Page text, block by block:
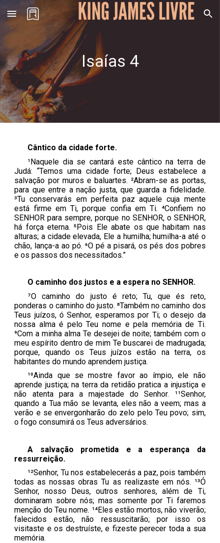
Skip to main content Skip to navigation
Isaías 4
Cântico da cidade forte.
¹Naquele dia se cantará este cântico na terra de
Judá: “Temos uma cidade forte; Deus estabelece a
salvação por muros e baluartes. ²Abram-se as portas,
para que entre a nação justa, que guarda a fidelidade.
³Tu conservarás em perfeita paz aquele cuja mente
está firme em Ti, porque confia em Ti. ⁴Confiem no
SENHOR para sempre, porque no SENHOR, o SENHOR,
há força eterna. ⁵Pois Ele abate os que habitam nas
alturas; a cidade elevada, Ele a humilha; humilha-a até o
chão, lança-a ao pó. ⁶O pé a pisará, os pés dos pobres
e os passos dos necessitados.”
O caminho dos justos e a espera no SENHOR.
⁷O caminho do justo é reto; Tu, que és reto,
ponderas o caminho do justo. ⁸Também no caminho dos
Teus juízos, ó Senhor, esperamos por Ti; o desejo da
nossa alma é pelo Teu nome e pela memória de Ti.
⁹Com a minha alma Te desejei de noite; também com o
meu espírito dentro de mim Te buscarei de madrugada;
porque, quando os Teus juízos estão na terra, os
habitantes do mundo aprendem justiça.
¹⁰Ainda que se mostre favor ao ímpio, ele não
aprende justiça; na terra da retidão pratica a injustiça e
não atenta para a majestade do Senhor. ¹¹Senhor,
quando a Tua mão se levanta, eles não a veem; mas a
verão e se envergonharão do zelo pelo Teu povo; sim,
o fogo consumirá os Teus adversários.
A salvação prometida e a esperança da
ressurreição.
¹²Senhor, Tu nos estabelecerás a paz, pois também
todas as nossas obras Tu as realizaste em nós. ¹³Ó
Senhor, nosso Deus, outros senhores, além de Ti,
dominaram sobre nós; mas somente por Ti faremos
menção do Teu nome. ¹⁴Eles estão mortos, não viverão;
falecidos estão, não ressuscitarão; por isso os
visitaste e os destruíste, e fizeste perecer toda a sua
memória.